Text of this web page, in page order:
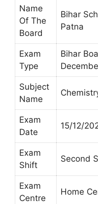
Name
Of The
Board
Bihar
Patna
Exam
Type
Bihar
Subject
Name
Exam
Date
15/12/
Exam
Shift
Second
Exam
Centre
Home